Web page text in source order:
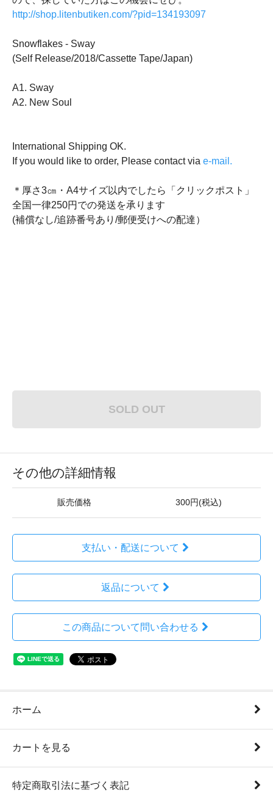
http://shop.litenbutiken.com/?pid=134193097
Snowflakes - Sway
(Self Release/2018/Cassette Tape/Japan)
A1. Sway
A2. New Soul
International Shipping OK.
If you would like to order, Please contact via e-mail.
＊厚さ3㎝・A4サイズ以内でしたら「クリックポスト」
全国一律250円での発送を承ります
(補償なし/追跡番号あり/郵便受けへの配達）
SOLD OUT
その他の詳細情報
販売価格 300円(税込)
支払い・配送について
返品について
この商品について問い合わせる
ホーム
カートを見る
特定商取引法に基づく表記